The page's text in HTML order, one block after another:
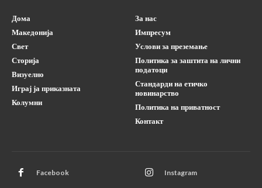
Дома
Македонија
Свет
Сторија
Визуелно
Играј ја приказната
Колумни
За нас
Импресум
Услови за преземање
Политика за заштита на лични
податоци
Стандарди на етичко
новинарство
Политика на приватност
Контакт
Facebook Instagram